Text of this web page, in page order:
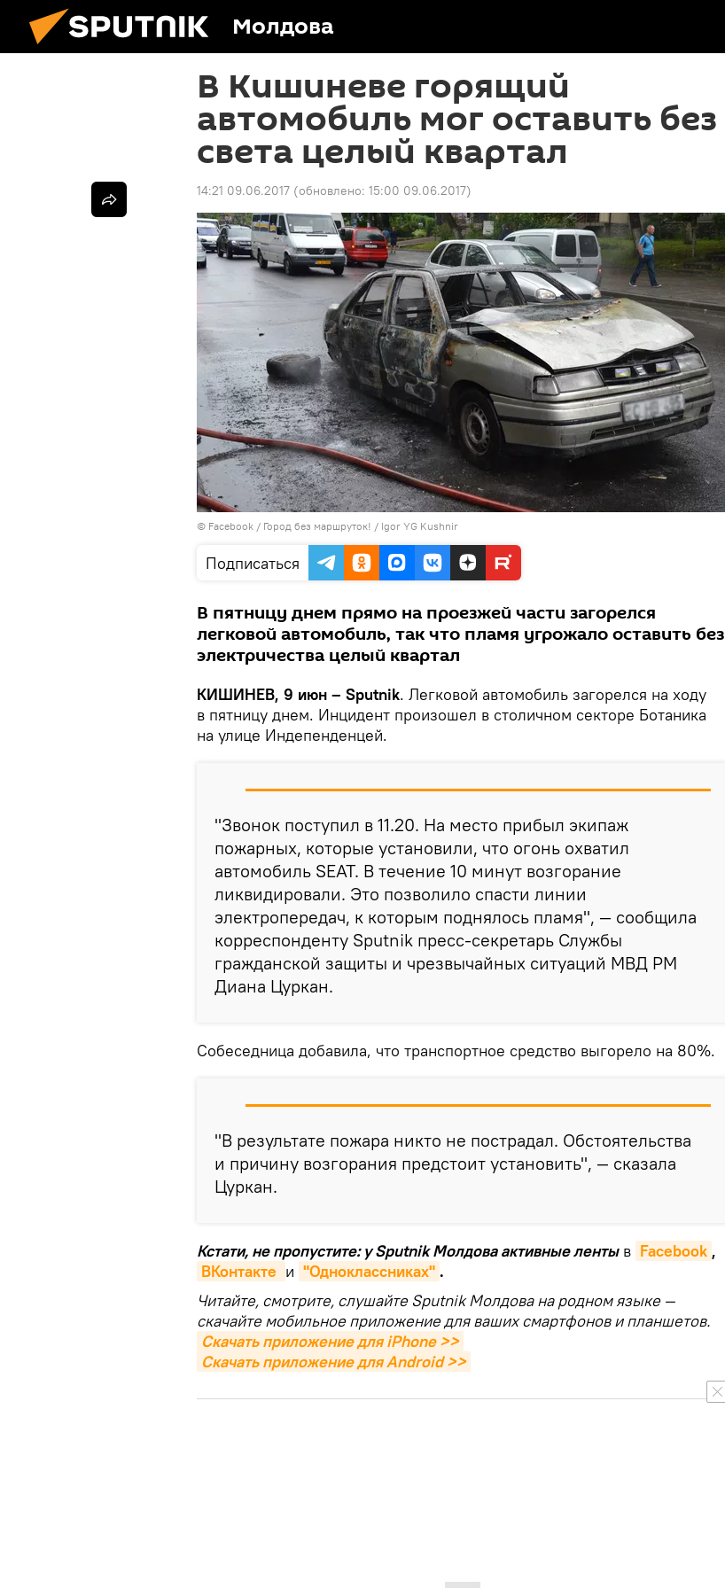
Молдова
В Кишиневе горящий
автомобиль мог оставить без
света целый квартал
14:21 09.06.2017 (обновлено: 15:00 09.06.2017)
© Facebook / Город без маршруток! / Igor YG Kushnir
Подписаться
В пятницу днем прямо на проезжей части загорелся
легковой автомобиль, так что пламя угрожало оставить без
электричества целый квартал
КИШИНЕВ, 9 июн – Sputnik. Легковой автомобиль загорелся на ходу
в пятницу днем. Инцидент произошел в столичном секторе Ботаника
на улице Индепенденцей.
"Звонок поступил в 11.20. На место прибыл экипаж
пожарных, которые установили, что огонь охватил
автомобиль SEAT. В течение 10 минут возгорание
ликвидировали. Это позволило спасти линии
электропередач, к которым поднялось пламя", — сообщила
корреспонденту Sputnik пресс-секретарь Службы
гражданской защиты и чрезвычайных ситуаций МВД РМ
Диана Цуркан.
Собеседница добавила, что транспортное средство выгорело на 80%.
"В результате пожара никто не пострадал. Обстоятельства
и причину возгорания предстоит установить", — сказала
Цуркан.
Кстати, не пропустите: у Sputnik Молдова активные ленты в Facebook ,
ВКонтакте и "Одноклассниках" .
Читайте, смотрите, слушайте Sputnik Молдова на родном языке —
скачайте мобильное приложение для ваших смартфонов и планшетов.
Скачать приложение для iPhone >>
Скачать приложение для Android >>